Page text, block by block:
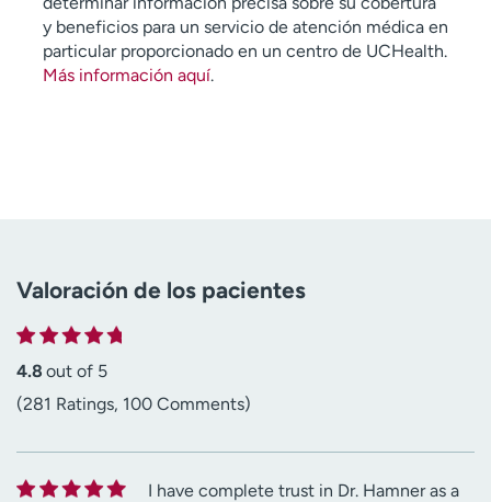
y beneficios para un servicio de atención médica en
particular proporcionado en un centro de UCHealth.
Más información aquí.
Valoración de los pacientes
4.8 out of 5
(281 Ratings, 100 Comments)
I have complete trust in Dr. Hamner as a